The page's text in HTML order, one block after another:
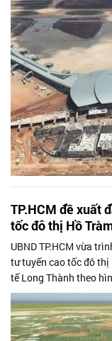
TP.HCM đề xuất
tốc đô thị Hồ
UBND TP.HCM vừa
tư tuyến cao tốc đô thị
tế Long Thành theo
vốn đầu tư sơ bộ gần
thông chiến lược thúc
vực phía Đông.